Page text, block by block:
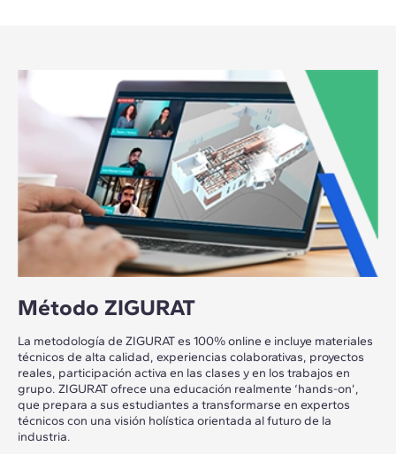
Método ZIGURAT
La metodología de ZIGURAT es 100% online e incluye materiales
técnicos de alta calidad, experiencias colaborativas, proyectos
reales, participación activa en las clases y en los trabajos en
grupo. ZIGURAT ofrece una educación realmente ‘hands-on’,
que prepara a sus estudiantes a transformarse en expertos
técnicos con una visión holística orientada al futuro de la
industria.